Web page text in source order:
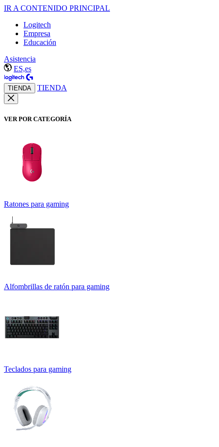
IR A CONTENIDO PRINCIPAL
Logitech
Empresa
Educación
Asistencia
ES,es
TIENDA TIENDA
VER POR CATEGORÍA
Ratones para gaming
Alfombrillas de ratón para gaming
Teclados para gaming